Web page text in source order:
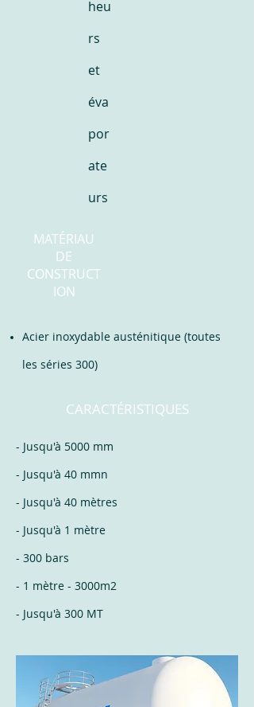
heu
rs
et
éva
por
ate
urs
MATÉRIAU
DE
CONSTRUCT
ION
Acier inoxydable austénitique (toutes
les séries 300)
CARACTÉRISTIQUES
- Jusqu'à 5000 mm
- Jusqu'à 40 mmn
- Jusqu'à 40 mètres
- Jusqu'à 1 mètre
- 300 bars
- 1 mètre - 3000m2
- Jusqu'à 300 MT